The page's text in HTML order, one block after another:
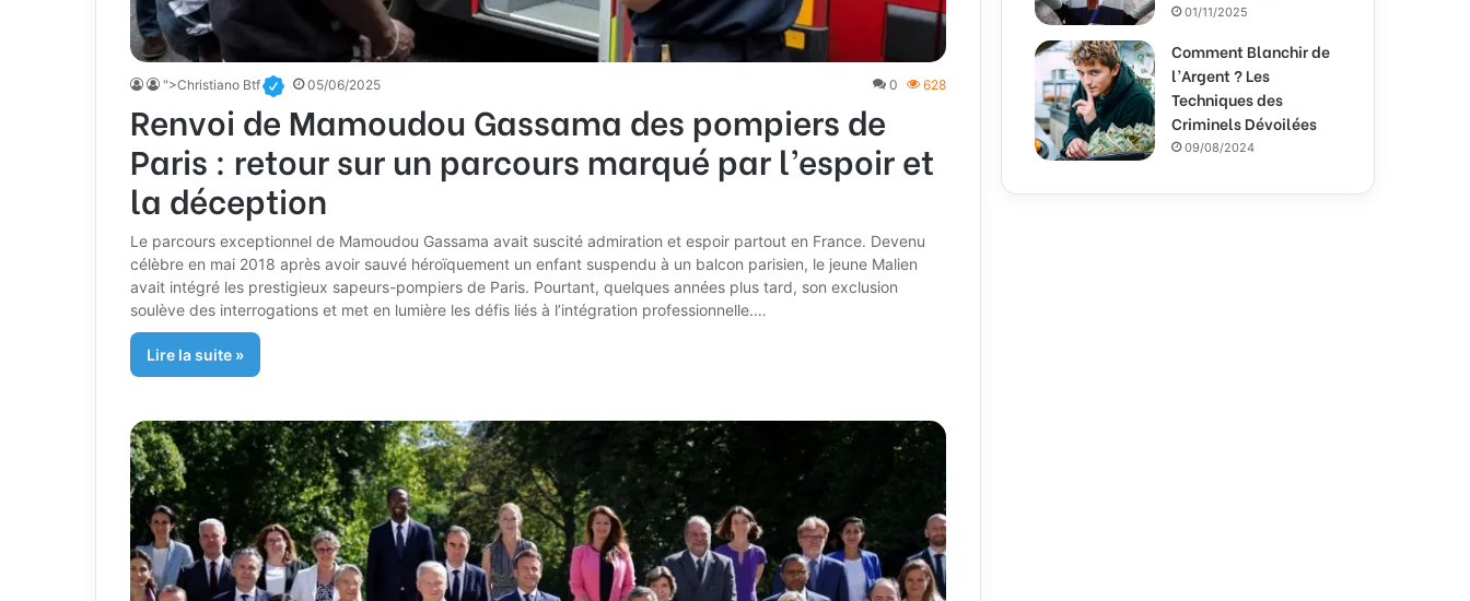
">Christiano Btf 05/06/2025 0 628
Renvoi de Mamoudou Gassama des pompiers de
Paris : retour sur un parcours marqué par l’espoir et
la déception
Le parcours exceptionnel de Mamoudou Gassama avait suscité admiration et espoir partout en France. Devenu
célèbre en mai 2018 après avoir sauvé héroïquement un enfant suspendu à un balcon parisien, le jeune Malien
avait intégré les prestigieux sapeurs-pompiers de Paris. Pourtant, quelques années plus tard, son exclusion
soulève des interrogations et met en lumière les défis liés à l’intégration professionnelle.…
Lire la suite »
01/11/2025
Comment Blanchir de
l’Argent ? Les
Techniques des
Criminels Dévoilées
09/08/2024